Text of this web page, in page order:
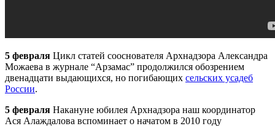
5 февраля Цикл статей сооснователя Архнадзора Александра
Можаева в журнале “Арзамас” продолжился обозрением
двенадцати выдающихся, но погибающих сельских усадеб
России.
5 февраля Накануне юбилея Архнадзора наш координатор
Ася Алаждалова вспоминает о начатом в 2010 году